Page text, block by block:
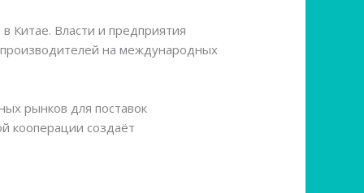
Китае. Власти и предприятия
на международных
рынков для поставок
кооперации создаёт